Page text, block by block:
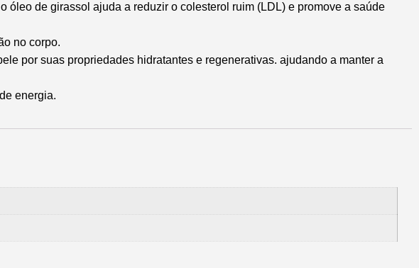
de girassol ajuda a reduzir o colesterol ruim (LDL) e promove a saúde
no corpo.
por suas propriedades hidratantes e regenerativas. ajudando a manter a
energia.